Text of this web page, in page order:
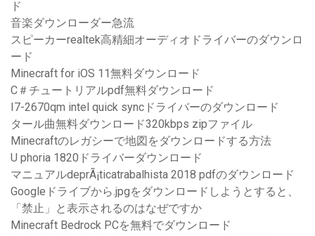
ド
音楽ダウンローダー急流
スピーカーrealtek高精細オーディオドライバーのダウンロ
ード
Minecraft for iOS 11無料ダウンロード
C＃チュートリアルpdf無料ダウンロード
I7-2670qm intel quick syncドライバーのダウンロード
タール曲無料ダウンロード320kbps zipファイル
Minecraftのレガシーで地図をダウンロードする方法
U phoria 1820ドライバーダウンロード
マニュアルdeprÃ¡ticatrabalhista 2018 pdfのダウンロード
Googleドライブから.jpgをダウンロードしようとすると、
「禁止」と表示されるのはなぜですか
Minecraft Bedrock PCを無料でダウンロード